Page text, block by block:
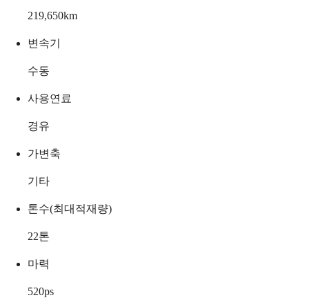
219,650km
변속기
수동
사용연료
경유
가변축
기타
톤수(최대적재량)
22톤
마력
520ps